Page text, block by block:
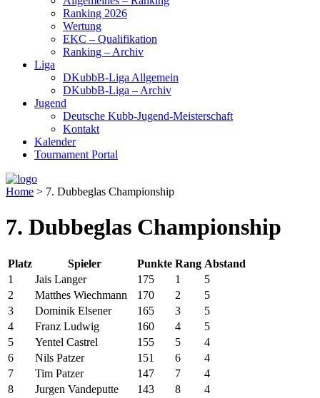
Ranking 2026
Wertung
EKC – Qualifikation
Ranking – Archiv
Liga
DKubbB-Liga Allgemein
DKubbB-Liga – Archiv
Jugend
Deutsche Kubb-Jugend-Meisterschaft
Kontakt
Kalender
Tournament Portal
Home > 7. Dubbeglas Championship
7. Dubbeglas Championship
Platz Spieler Punkte Rang Abstand
1
Jais Langer 175 1
5
2
Matthes Wiechmann 170 2
5
3
Dominik Elsener 165 3
5
4
Franz Ludwig 160 4
5
5
Yentel Castrel 155 5
4
6
Nils Patzer 151 6
4
7
Tim Patzer 147 7
4
8
Jurgen Vandeputte 143 8
4